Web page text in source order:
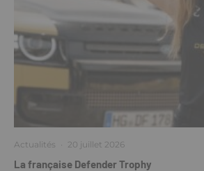
Actualités · 20 juillet 2026
La française Defender Trophy